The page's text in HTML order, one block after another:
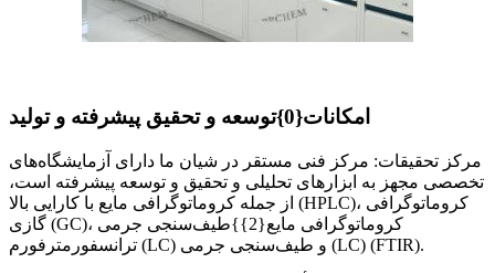
امکانات{0}توسعه و تحقیق پیشرفته و تولید
مرکز تحقیقات: مرکز فنی مستقر در شیان ما دارای آزمایشگاه‌های
تخصصی مجهز به ابزارهای تحلیلی و تحقیق و توسعه پیشرفته است،
از جمله کروماتوگرافی مایع با کارایی بالا (HPLC)، کروماتوگرافی
گازی (GC)، کروماتوگرافی مایع{2}}طیف‌سنجی جرمی
ترانسفورمترفورم (LC) و طیف‌سنجی جرمی (LC) (FTIR).